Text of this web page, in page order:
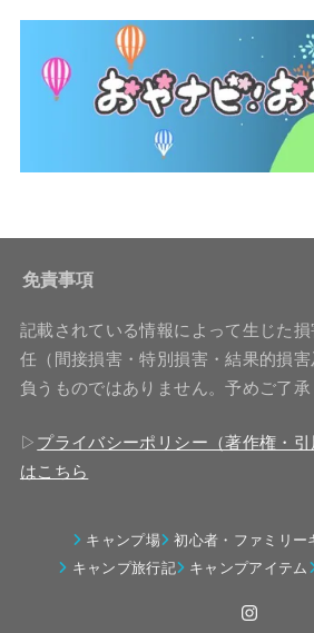
免責事項
記載されている情報によって生じた
任（間接損害・特別損害・結果的損
負うものではありません。予めご了承
▷ プライバシーポリシー（著作権・引
はこちら
キャンプ場
初心者・ファミリー
キャンプ旅行記
キャンプアイテム